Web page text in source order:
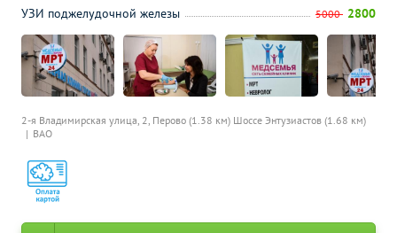
2-я Владимирская улица, 2, Перово (1.38 км) Шоссе Энтузиастов (1.68 км)
ВАО
УЗИ поджелудочной железы
5000 2800